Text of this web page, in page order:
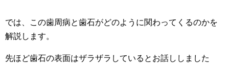
では、この歯周病と歯石がどのように関わってくるのかを
解説します。
先ほど歯石の表面はザラザラしているとお話ししました